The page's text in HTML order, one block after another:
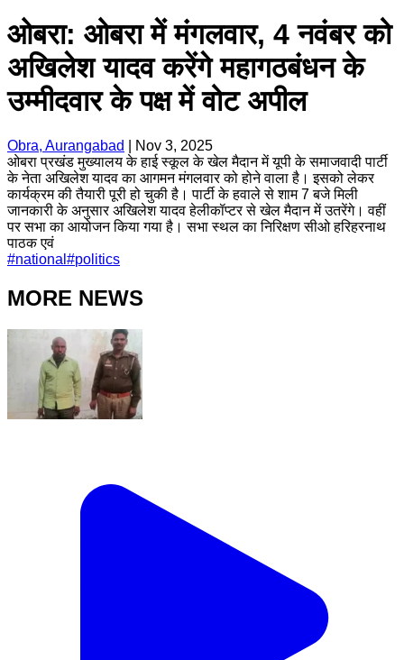
ओबरा: ओबरा में मंगलवार, 4 नवंबर को
अखिलेश यादव करेंगे महागठबंधन के
उम्मीदवार के पक्ष में वोट अपील
Obra, Aurangabad
Nov 3, 2025
ओबरा प्रखंड मुख्यालय के हाई स्कूल के खेल मैदान में यूपी के समाजवादी पार्टी
के नेता अखिलेश यादव का आगमन मंगलवार को होने वाला है। इसको लेकर
कार्यक्रम की तैयारी पूरी हो चुकी है। पार्टी के हवाले से शाम 7 बजे मिली
जानकारी के अनुसार अखिलेश यादव हेलीकॉप्टर से खेल मैदान में उतरेंगे। वहीं
पर सभा का आयोजन किया गया है। सभा स्थल का निरिक्षण सीओ हरिहरनाथ
पाठक एवं
#national #politics
MORE NEWS